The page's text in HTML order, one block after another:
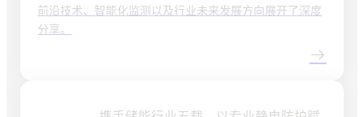
前沿技术、智能化监测以及行业未来发展方向展开了深度
分享。